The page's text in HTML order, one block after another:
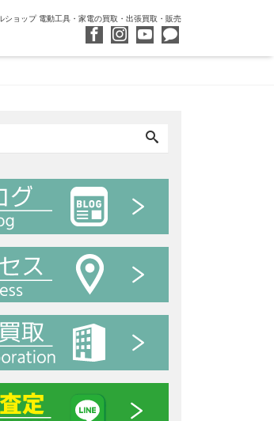
ショップ 電動工具・家電の買取・出張買取・販売